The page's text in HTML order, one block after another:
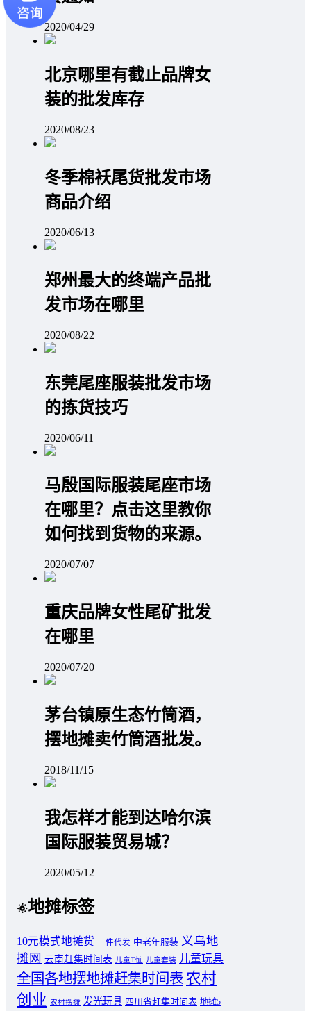
2020/04/29
北京哪里有截止品牌女
装的批发库存
2020/08/23
冬季棉袄尾货批发市场
商品介绍
2020/06/13
郑州最大的终端产品批
发市场在哪里
2020/08/22
东莞尾座服装批发市场
的拣货技巧
2020/06/11
马殷国际服装尾座市场
在哪里？点击这里教你
如何找到货物的来源。
2020/07/07
重庆品牌女性尾矿批发
在哪里
2020/07/20
茅台镇原生态竹筒酒，
摆地摊卖竹筒酒批发。
2018/11/15
我怎样才能到达哈尔滨
国际服装贸易城？
2020/05/12
地摊标签
10元模式地摊货 一件代发 中老年服装 义乌地
摊网 云南赶集时间表 儿童T恤 儿童套装 儿童玩具
全国各地摆地摊赶集时间表 农村
创业 农村摆摊 发光玩具 四川省赶集时间表 地摊5